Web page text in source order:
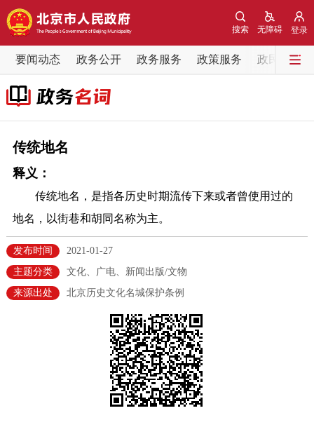
登录
无障碍
搜索
要闻动态 政务公开 政务服务 政策服务 政民互动
要闻动态
党中央精神
各区热点
政务公开
市领导
政策兑现 政策解读
专题公开
法人服务
传统地名
释义：
传统地名，是指各历史时期流传下来或者曾使用过的
地名，以街巷和胡同名称为主。
发布时间
2021-01-27
主题分类
文化、广电、新闻出版/文物
来源出处
北京历史文化名城保护条例